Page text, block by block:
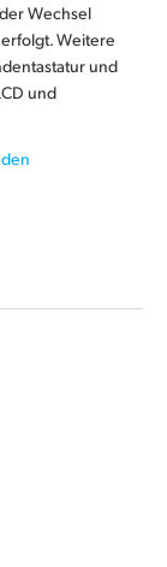
Wechsel
Weitere
und
und